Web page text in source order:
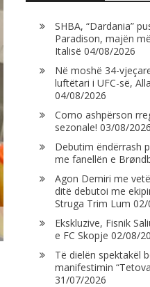
SHBA, “Dardania”
Paradison, majën
Italisë 04/08/2026
Në moshë 34-
luftëtari i UFC-së,
04/08/2026
Como ashpërson
sezonale! 03/08/2026
Debutim ëndërrash
me fanellën e
Agon Demiri me
ditë debutoi me
Struga Trim Lum 02/
Ekskluzive, Fisnik
e FC Skopje 02/08/
Të dielën spektakël
manifestimin
31/07/2026